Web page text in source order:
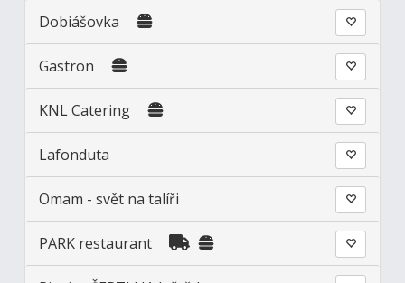
Dobiášovka
Gastron
KNL Catering
Lafonduta
Omam - svět na talíři
PARK restaurant